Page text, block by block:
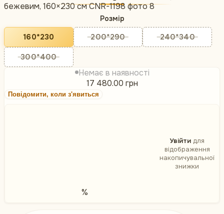
Розмір
160*230 200*290
240*340
300*400
Немає в наявності
17 480.00 грн
Повідомити, коли з'явиться
%
Увійти для
відображення
накопичувальної
знижки